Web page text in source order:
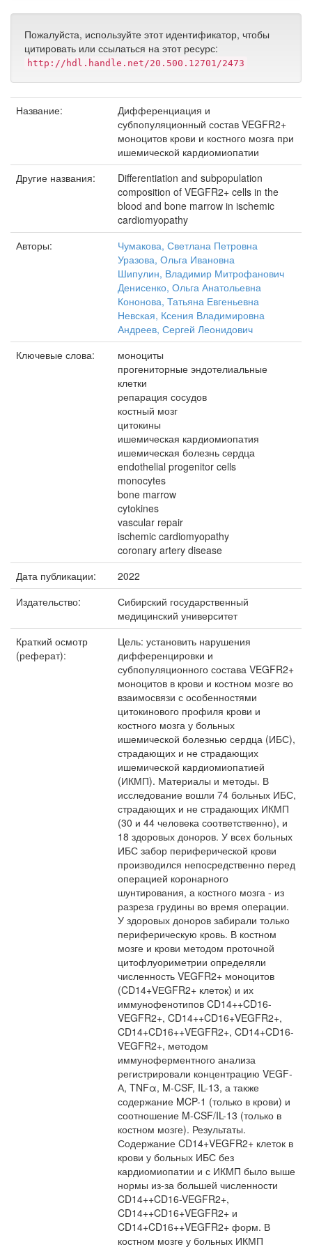
Пожалуйста, используйте этот идентификатор, чтобы
цитировать или ссылаться на этот ресурс:
http://hdl.handle.net/20.500.12701/2473
Название:
Дифференциация и
субпопуляционный состав VEGFR2+
моноцитов крови и костного мозга при
ишемической кардиомиопатии
Другие названия:
Differentiation and subpopulation
composition of VEGFR2+ cells in the
blood and bone marrow in ischemic
cardiomyopathy
Авторы:
Чумакова, Светлана Петровна
Уразова, Ольга Ивановна
Шипулин, Владимир Митрофанович
Денисенко, Ольга Анатольевна
Кононова, Татьяна Евгеньевна
Невская, Ксения Владимировна
Андреев, Сергей Леонидович
Ключевые слова:
моноциты
прогениторные эндотелиальные
клетки
репарация сосудов
костный мозг
цитокины
ишемическая кардиомиопатия
ишемическая болезнь сердца
endothelial progenitor cells
monocytes
bone marrow
cytokines
vascular repair
ischemic cardiomyopathy
coronary artery disease
Дата публикации:
2022
Издательство:
Сибирский государственный
медицинский университет
Краткий осмотр
(реферат):
Цель: установить нарушения
дифференцировки и
субпопуляционного состава VEGFR2+
моноцитов в крови и костном мозге во
взаимосвязи с особенностями
цитокинового профиля крови и
костного мозга у больных
ишемической болезнью сердца (ИБС),
страдающих и не страдающих
ишемической кардиомиопатией
(ИКМП). Материалы и методы. В
исследование вошли 74 больных ИБС,
страдающих и не страдающих ИКМП
(30 и 44 человека соответственно), и
18 здоровых доноров. У всех больных
ИБС забор периферической крови
производился непосредственно перед
операцией коронарного
шунтирования, а костного мозга - из
разреза грудины во время операции.
У здоровых доноров забирали только
периферическую кровь. В костном
мозге и крови методом проточной
цитофлуориметрии определяли
численность VEGFR2+ моноцитов
(CD14+VЕGFR2+ клеток) и их
иммунофенотипов CD14++CD16-
VEGFR2+, CD14++CD16+VEGFR2+,
CD14+CD16++VEGFR2+, CD14+CD16-
VEGFR2+, методом
иммуноферментного анализа
регистрировали концентрацию VЕGF-
А, TNFα, M-CSF, IL-13, а также
содержание MCP-1 (только в крови) и
соотношение M-CSF/IL-13 (только в
костном мозге). Результаты.
Содержание CD14+VEGFR2+ клеток в
крови у больных ИБС без
кардиомиопатии и с ИКМП было выше
нормы из-за большей численности
CD14++CD16-VEGFR2+,
CD14++CD16+VEGFR2+ и
CD14+CD16++VEGFR2+ форм. В
костном мозге у больных ИКМП